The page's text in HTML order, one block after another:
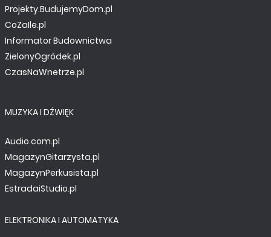
Projekty.BudujemyDom.pl
CoZaIle.pl
Informator Budownictwa
ZielonyOgródek.pl
CzasNaWnetrze.pl
MUZYKA I DŹWIĘK
Audio.com.pl
MagazynGitarzysta.pl
MagazynPerkusista.pl
EstradaiStudio.pl
ELEKTRONIKA I AUTOMATYKA